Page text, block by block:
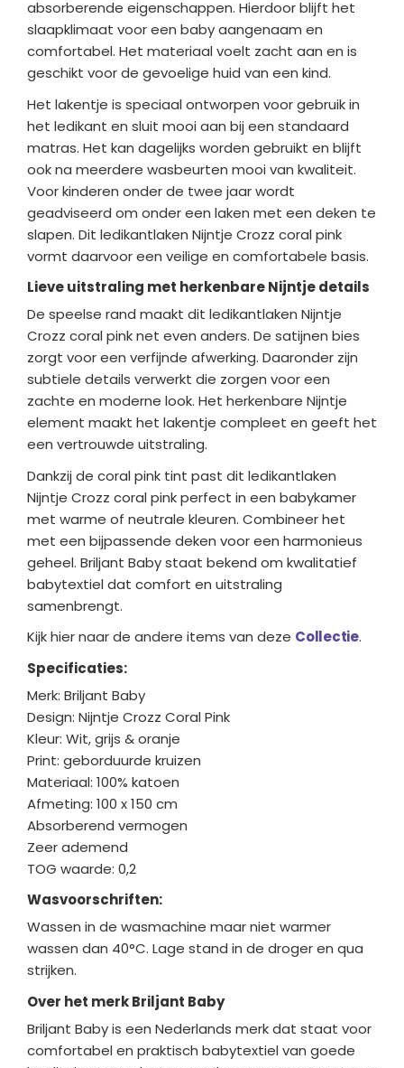
absorberende eigenschappen. Hierdoor blijft het
slaapklimaat voor een baby aangenaam en
comfortabel. Het materiaal voelt zacht aan en is
geschikt voor de gevoelige huid van een kind.
Het lakentje is speciaal ontworpen voor gebruik in
het ledikant en sluit mooi aan bij een standaard
matras. Het kan dagelijks worden gebruikt en blijft
ook na meerdere wasbeurten mooi van kwaliteit.
Voor kinderen onder de twee jaar wordt
geadviseerd om onder een laken met een deken te
slapen. Dit ledikantlaken Nijntje Crozz coral pink
vormt daarvoor een veilige en comfortabele basis.
Lieve uitstraling met herkenbare Nijntje details
De speelse rand maakt dit ledikantlaken Nijntje
Crozz coral pink net even anders. De satijnen bies
zorgt voor een verfijnde afwerking. Daaronder zijn
subtiele details verwerkt die zorgen voor een
zachte en moderne look. Het herkenbare Nijntje
element maakt het lakentje compleet en geeft het
een vertrouwde uitstraling.
Dankzij de coral pink tint past dit ledikantlaken
Nijntje Crozz coral pink perfect in een babykamer
met warme of neutrale kleuren. Combineer het
met een bijpassende deken voor een harmonieus
geheel. Briljant Baby staat bekend om kwalitatief
babytextiel dat comfort en uitstraling
samenbrengt.
Kijk hier naar de andere items van deze Collectie.
Specificaties:
Merk: Briljant Baby
Design: Nijntje Crozz Coral Pink
Kleur: Wit, grijs & oranje
Print: geborduurde kruizen
Materiaal: 100% katoen
Afmeting: 100 x 150 cm
Absorberend vermogen
Zeer ademend
TOG waarde: 0,2
Wasvoorschriften:
Wassen in de wasmachine maar niet warmer
wassen dan 40°C. Lage stand in de droger en qua
strijken.
Over het merk Briljant Baby
Briljant Babyis een Nederlands merk dat staat voor
comfortabel en praktisch babytextiel van goede